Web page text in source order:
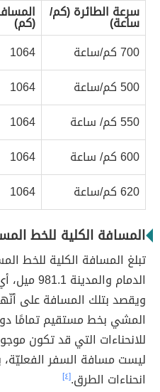
سرعة الطائرة (كم/
ساعة) (كم)
700 كم/ساعة
1064
500 كم/ساعة
1064
550 كم/ ساعة
1064
600 كم/ ساعة
1064
620 كم/ساعة
1064
المسافة الكلية للخط
تبلغ المسافة الكلية للخط
ويقصد بتلك المسافة على
المشي بخط مستقيم تمامًا دون
للانحناءات التي قد تكون
ليست مسافة السفر
انحناءات الطرق.[٤]